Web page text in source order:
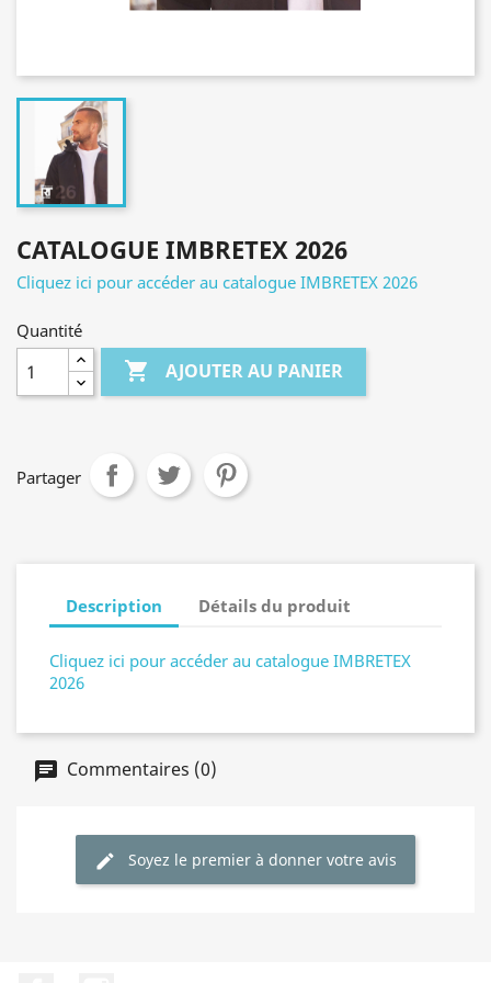
CATALOGUE IMBRETEX 2026
Cliquez ici pour accéder au catalogue IMBRETEX 2026
Quantité
 AJOUTER AU PANIER
Partager
Description Détails du produit
Cliquez ici pour accéder au catalogue IMBRETEX
2026
Commentaires (0)
Soyez le premier à donner votre avis